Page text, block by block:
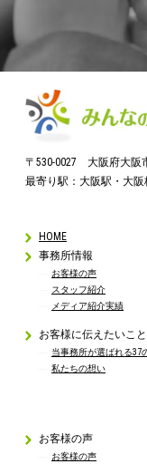
〒530-0027 大阪府大阪
最寄り駅：大阪駅・大
HOME
事務所情報
お客様の声
スタッフ紹介
メディア紹介実績
お客様に伝えたいこと
当事務所が選ばれる37
私たちの想い
お客様の声
お客様の声